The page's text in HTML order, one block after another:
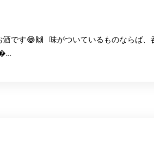
酒です😂🙌 味がついているものならば